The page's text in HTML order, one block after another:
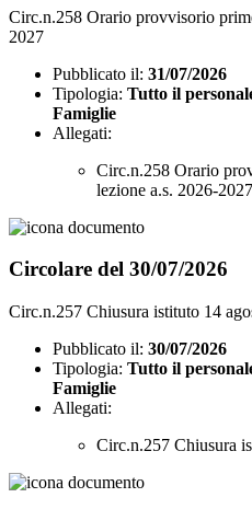
Circ.n.258 Orario provvisorio
2027
Pubblicato il: 31/07/2026
Tipologia: Tutto il
Famiglie
Allegati:
Circ.n.258 Orario
lezione a.s. 2026-
Circolare del 30/07/2026
Circ.n.257 Chiusura istituto 14
Pubblicato il: 30/07/2026
Tipologia: Tutto il
Famiglie
Allegati:
Circ.n.257 Chiusura